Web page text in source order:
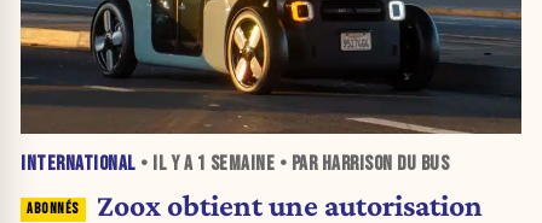
INTERNATIONAL • IL Y A 1 SEMAINE • PAR HARRISON DU BUS
Zoox obtient une autorisation